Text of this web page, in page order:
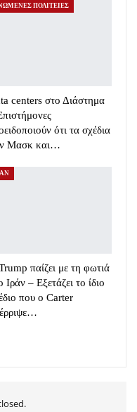
ΠΟΛΙΤΕΙΕΣ
centers στο Διάστημα
ότι τα σχέδια
Μασκ και…
παίζει με τη φωτιά
Ιράν – Εξετάζει το ίδιο
που ο Carter